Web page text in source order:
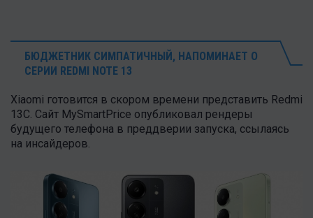
БЮДЖЕТНИК СИМПАТИЧНЫЙ, НАПОМИНАЕТ О
СЕРИИ REDMI NOTE 13
Xiaomi готовится в скором времени представить Redmi
13C. Сайт MySmartPrice опубликовал рендеры
будущего телефона в преддверии запуска, ссылаясь
на инсайдеров.